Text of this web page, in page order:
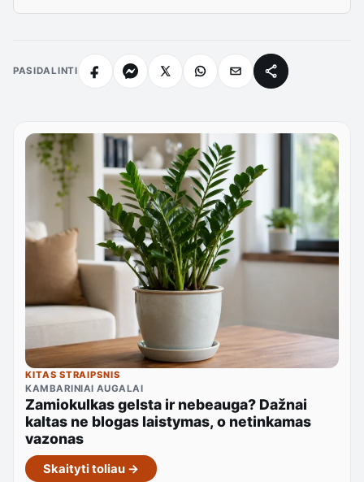
PASIDALINTI
KITAS STRAIPSNIS
KAMBARINIAI AUGALAI
Zamiokulkas gelsta ir nebeauga? Dažnai
kaltas ne blogas laistymas, o netinkamas
vazonas
Skaityti toliau →